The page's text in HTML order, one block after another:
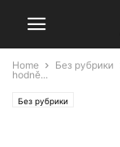
Home Без рубрики
hodně...
Без рубрики